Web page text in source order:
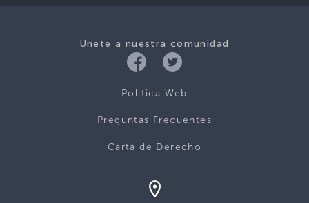
Únete a nuestra comunidad
Politica Web
Preguntas Frecuentes
Carta de Derecho